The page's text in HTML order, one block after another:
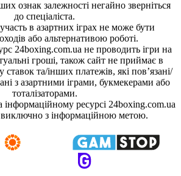
ознак залежності негайно зверніться
до спеціаліста.
в азартних іграх не може бути
або альтернативою роботі.
24boxing.com.ua не проводить ігри на
гроші, також сайт не приймає в
та/інших платежів, які пов’язані/
з азартними іграми, букмекерами або
тоталізаторами.
інформаційному ресурсі 24boxing.com.ua
виключно з інформаційною метою.